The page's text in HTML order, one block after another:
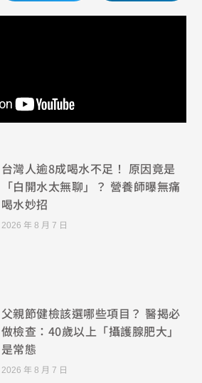
台灣人逾8成喝水不足！ 原因竟是
「白開水太無聊」？ 營養師曝無痛
喝水妙招
2026 年 8 月 7 日
父親節健檢該選哪些項目？ 醫揭必
做檢查：40歲以上「攝護腺肥大」
是常態
2026 年 8 月 7 日